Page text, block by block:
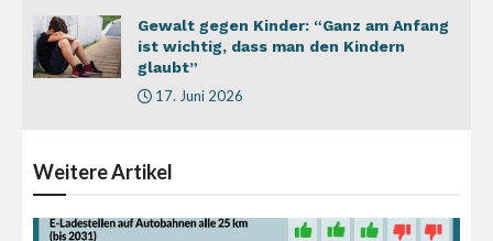
Gewalt gegen Kinder: “Ganz am Anfang
ist wichtig, dass man den Kindern
glaubt”
17. Juni 2026
WeitereArtikel